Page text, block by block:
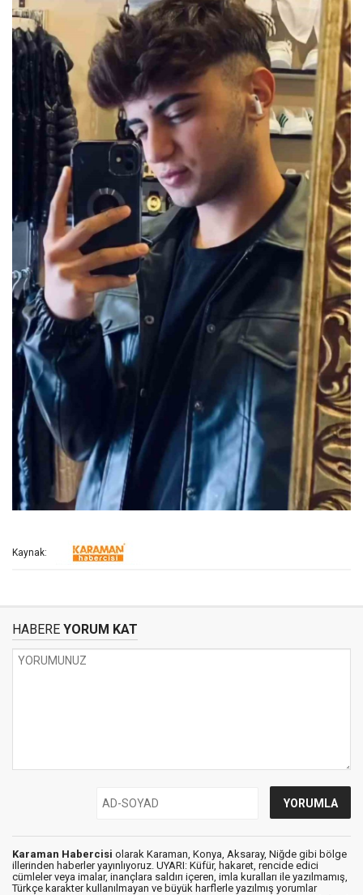
Kaynak:
HABERE YORUM KAT
Karaman Habercisi olarak Karaman, Konya, Aksaray, Niğde gibi bölge
illerinden haberler yayınlıyoruz. UYARI: Küfür, hakaret, rencide edici
cümleler veya imalar, inançlara saldırı içeren, imla kuralları ile yazılmamış,
Türkçe karakter kullanılmayan ve büyük harflerle yazılmış yorumlar